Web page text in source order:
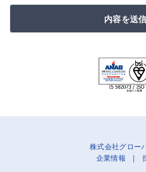
内容を送
株式会社グロー
企業情報 |